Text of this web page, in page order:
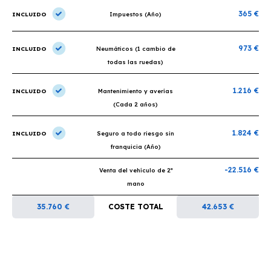
INCLUIDO Impuestos (Año) 365 €
INCLUIDO
Neumáticos (1 cambio de
todas las ruedas)
973 €
INCLUIDO
Mantenimiento y averías
(Cada 2 años)
1.216 €
INCLUIDO
Seguro a todo riesgo sin
franquicia (Año)
1.824 €
Venta del vehículo de 2ª
mano
-22.516 €
35.760 € COSTE TOTAL 42.653 €